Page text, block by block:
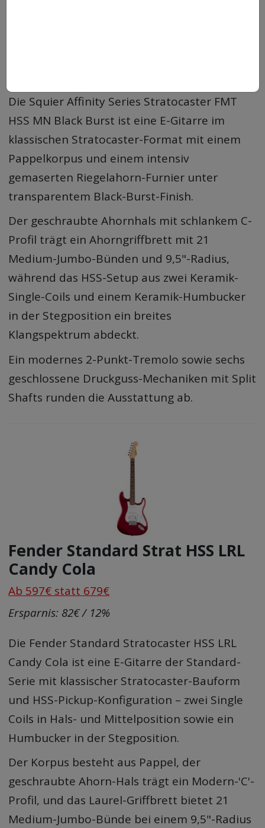
Die Squier Affinity Series Stratocaster FMT
HSS MN Black Burst ist eine E-Gitarre im
klassischen Stratocaster-Format mit einem
Pappelkorpus und einem intensiv
gemaserten Riegelahorn-Furnier unter
transparentem Black-Burst-Finish.
Der geschraubte Ahornhals mit schlankem C-
Profil trägt ein Ahorngriffbrett mit 21
Medium-Jumbo-Bünden und 9,5"-Radius,
während das HSS-Setup aus zwei Keramik-
Single-Coils und einem Keramik-Humbucker
in der Stegposition ein breites
Klangspektrum abdeckt.
Ein modernes 2-Punkt-Tremolo sowie sechs
geschlossene Druckguss-Mechaniken mit Split
Shafts runden die Ausstattung ab.
Fender Standard Strat HSS LRL
Candy Cola
Ab 597€ statt 679€
Ersparnis: 82€ / 12%
Die Fender Standard Stratocaster HSS LRL
Candy Cola ist eine E-Gitarre der Standard-
Serie mit klassischer Stratocaster-Bauform
und HSS-Pickup-Konfiguration – zwei Single
Coils in Hals- und Mittelposition sowie ein
Humbucker in der Stegposition.
Der Korpus besteht aus Pappel, der
geschraubte Ahorn-Hals trägt ein Modern-'C'-
Profil, und das Laurel-Griffbrett bietet 21
Medium-Jumbo-Bünde bei einem 9,5"-Radius